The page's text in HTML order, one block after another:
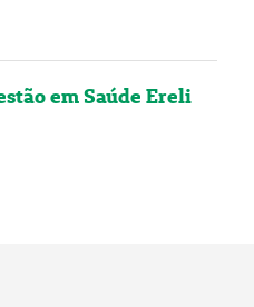
em Saúde Ereli